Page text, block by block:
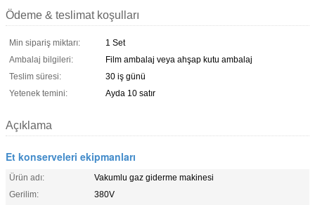
Ödeme & teslimat koşulları
Min sipariş miktarı:
1 Set
Ambalaj bilgileri:
Film ambalaj veya ahşap kutu ambalaj
Teslim süresi:
30 iş günü
Yetenek temini:
Ayda 10 satır
Açıklama
Et konserveleri ekipmanları
Ürün adı:
Vakumlu gaz giderme makinesi
Gerilim:
380V